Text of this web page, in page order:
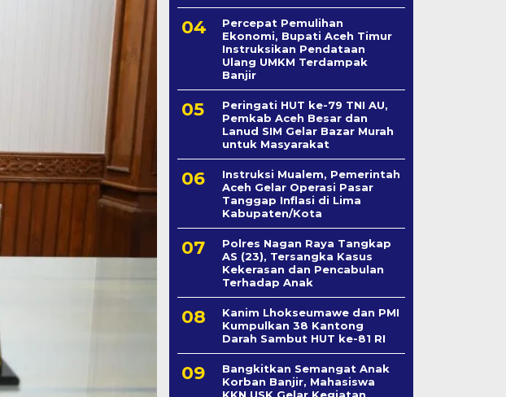
Percepat Pemulihan
Ekonomi, Bupati Aceh Timur
Instruksikan Pendataan
Ulang UMKM Terdampak
Banjir
Peringati HUT ke-79 TNI AU,
Pemkab Aceh Besar dan
Lanud SIM Gelar Bazar Murah
untuk Masyarakat
Instruksi Mualem, Pemerintah
Aceh Gelar Operasi Pasar
Tanggap Inflasi di Lima
Kabupaten/Kota
Polres Nagan Raya Tangkap
AS (23), Tersangka Kasus
Kekerasan dan Pencabulan
Terhadap Anak
Kanim Lhokseumawe dan PMI
Kumpulkan 38 Kantong
Darah Sambut HUT ke-81 RI
Bangkitkan Semangat Anak
Korban Banjir, Mahasiswa